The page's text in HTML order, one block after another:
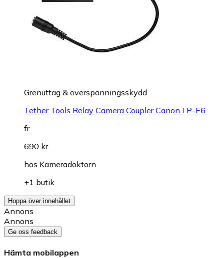
Grenuttag & överspänningsskydd
Tether Tools Relay Camera Coupler Canon LP-E6
fr.
690 kr
hos Kameradoktorn
+1 butik
Hoppa över innehållet
Annons
Annons
Ge oss feedback
Hämta mobilappen